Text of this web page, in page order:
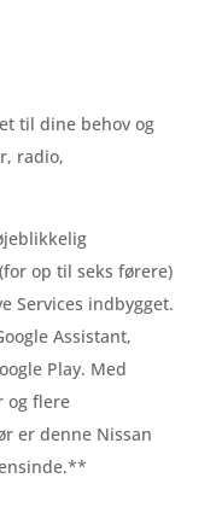
til dine behov og
radio,
op til seks førere)
Services indbygget.
Assistant,
Play. Med
og flere
er denne Nissan